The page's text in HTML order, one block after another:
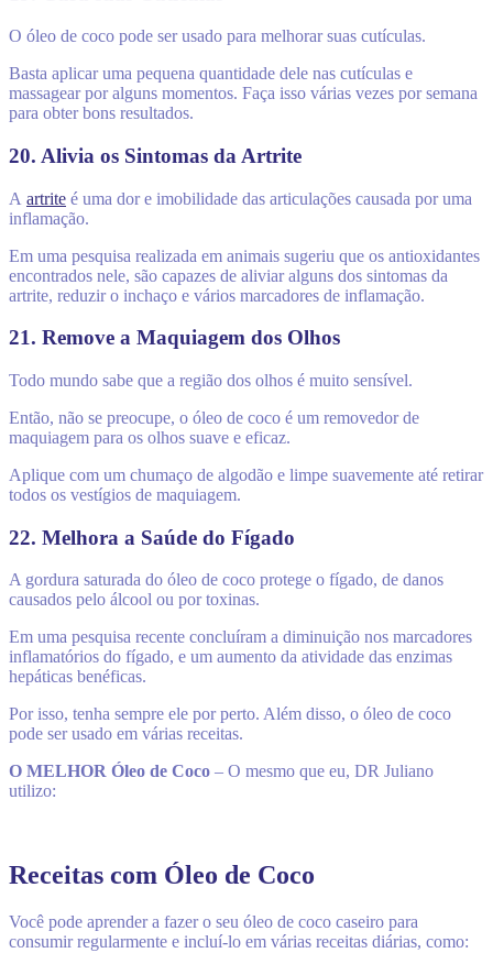
O óleo de coco pode ser usado para melhorar suas cutículas.
Basta aplicar uma pequena quantidade dele nas cutículas e
massagear por alguns momentos. Faça isso várias vezes por semana
para obter bons resultados.
20. Alivia os Sintomas da Artrite
A artrite é uma dor e imobilidade das articulações causada por uma
inflamação.
Em uma pesquisa realizada em animais sugeriu que os antioxidantes
encontrados nele, são capazes de aliviar alguns dos sintomas da
artrite, reduzir o inchaço e vários marcadores de inflamação.
21. Remove a Maquiagem dos Olhos
Todo mundo sabe que a região dos olhos é muito sensível.
Então, não se preocupe, o óleo de coco é um removedor de
maquiagem para os olhos suave e eficaz.
Aplique com um chumaço de algodão e limpe suavemente até retirar
todos os vestígios de maquiagem.
22. Melhora a Saúde do Fígado
A gordura saturada do óleo de coco protege o fígado, de danos
causados pelo álcool ou por toxinas.
Em uma pesquisa recente concluíram a diminuição nos marcadores
inflamatórios do fígado, e um aumento da atividade das enzimas
hepáticas benéficas.
Por isso, tenha sempre ele por perto. Além disso, o óleo de coco
pode ser usado em várias receitas.
O MELHOR Óleo de Coco – O mesmo que eu, DR Juliano
utilizo:
Receitas com Óleo de Coco
Você pode aprender a fazer o seu óleo de coco caseiro para
consumir regularmente e incluí-lo em várias receitas diárias, como: